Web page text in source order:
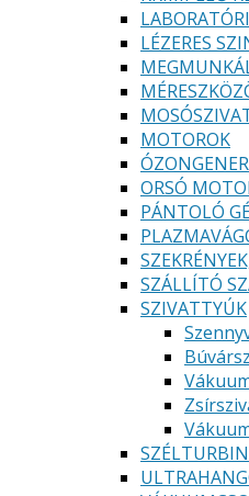
LÉZERES
MOTOROK
ORSÓ
PÁNTOLÓ
SZÁLLÍTÓ
SZIVATTYÚK